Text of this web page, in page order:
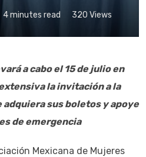
4 minutes read 320 Views
a cabo el 15 de julio en
la invitación a la
adquiera sus boletos y apoye
de emergencia
Mexicana de Mujeres